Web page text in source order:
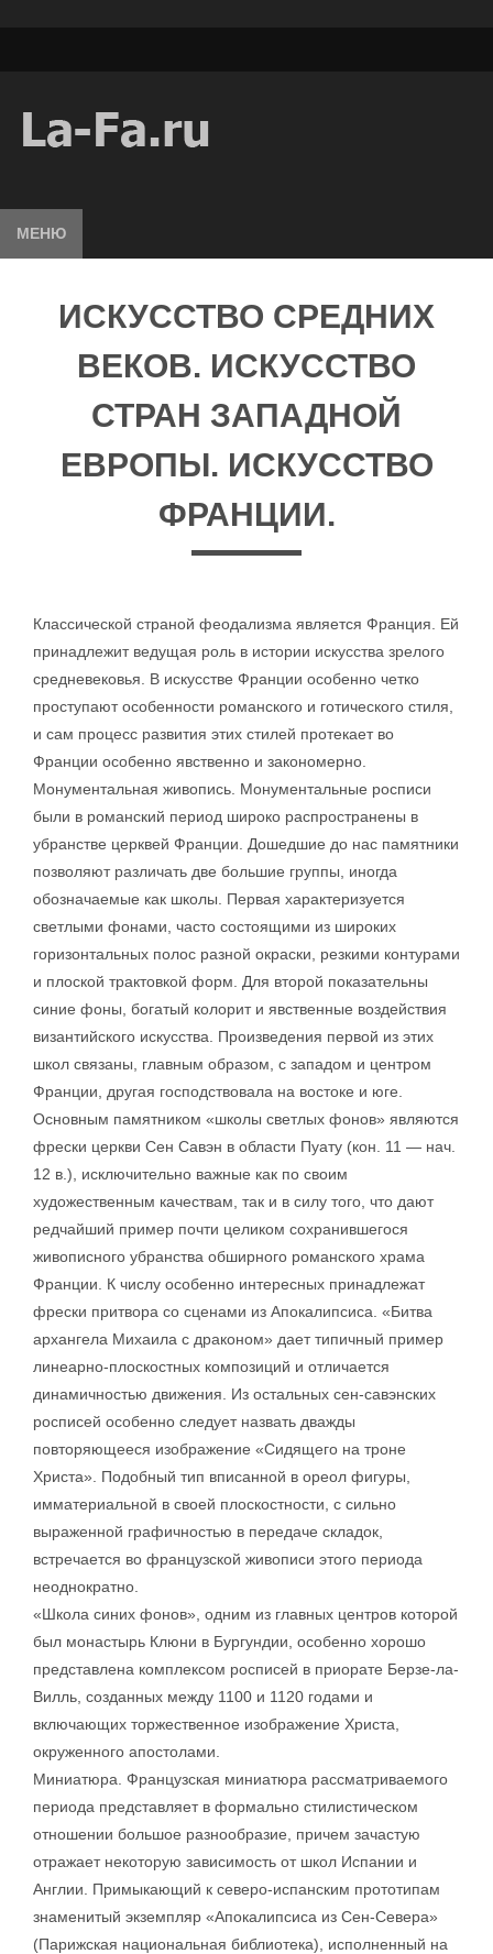
МЕНЮ
ИСКУССТВО СРЕДНИХ
ВЕКОВ. ИСКУССТВО
СТРАН ЗАПАДНОЙ
ЕВРОПЫ. ИСКУССТВО
ФРАНЦИИ.
Классической страной феодализма является Франция. Ей
принадлежит ведущая роль в истории искусства зрелого
средневековья. В искусстве Франции особенно четко
проступают особенности романского и готического стиля,
и сам процесс развития этих стилей протекает во
Франции особенно явственно и закономерно.
Монументальная живопись. Монументальные росписи
были в романский период широко распространены в
убранстве церквей Франции. Дошедшие до нас памятники
позволяют различать две большие группы, иногда
обозначаемые как школы. Первая характеризуется
светлыми фонами, часто состоящими из широких
горизонтальных полос разной окраски, резкими контурами
и плоской трактовкой форм. Для второй показательны
синие фоны, богатый колорит и явственные воздействия
византийского искусства. Произведения первой из этих
школ связаны, главным образом, с западом и центром
Франции, другая господствовала на востоке и юге.
Основным памятником «школы светлых фонов» являются
фрески церкви Сен Савэн в области Пуату (кон. 11 — нач.
12 в.), исключительно важные как по своим
художественным качествам, так и в силу того, что дают
редчайший пример почти целиком сохранившегося
живописного убранства обширного романского храма
Франции. К числу особенно интересных принадлежат
фрески притвора со сценами из Апокалипсиса. «Битва
архангела Михаила с драконом» дает типичный пример
линеарно-плоскостных композиций и отличается
динамичностью движения. Из остальных сен-савэнских
росписей особенно следует назвать дважды
повторяющееся изображение «Сидящего на троне
Христа». Подобный тип вписанной в ореол фигуры,
имматериальной в своей плоскостности, с сильно
выраженной графичностью в передаче складок,
встречается во французской живописи этого периода
неоднократно.
«Школа синих фонов», одним из главных центров которой
был монастырь Клюни в Бургундии, особенно хорошо
представлена комплексом росписей в приорате Берзе-ла-
Вилль, созданных между 1100 и 1120 годами и
включающих торжественное изображение Христа,
окруженного апостолами.
Миниатюра. Французская миниатюра рассматриваемого
периода представляет в формально стилистическом
отношении большое разнообразие, причем зачастую
отражает некоторую зависимость от школ Испании и
Англии. Примыкающий к северо-испанским прототипам
знаменитый экземпляр «Апокалипсиса из Сен-Севера»
(Парижская национальная библиотека), исполненный на